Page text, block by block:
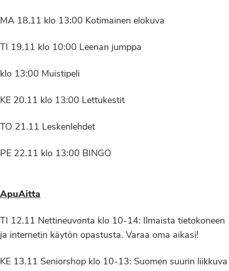
MA 18.11 klo 13:00 Kotimainen elokuva
TI 19.11 klo 10:00 Leenan jumppa
klo 13:00 Muistipeli
KE 20.11 klo 13:00 Lettukestit
TO 21.11 Leskenlehdet
PE 22.11 klo 13:00 BINGO
ApuAitta
TI 12.11 Nettineuvonta klo 10-14: Ilmaista tietokoneen
ja internetin käytön opastusta. Varaa oma aikasi!
KE 13.11 Seniorshop klo 10-13: Suomen suurin liikkuva